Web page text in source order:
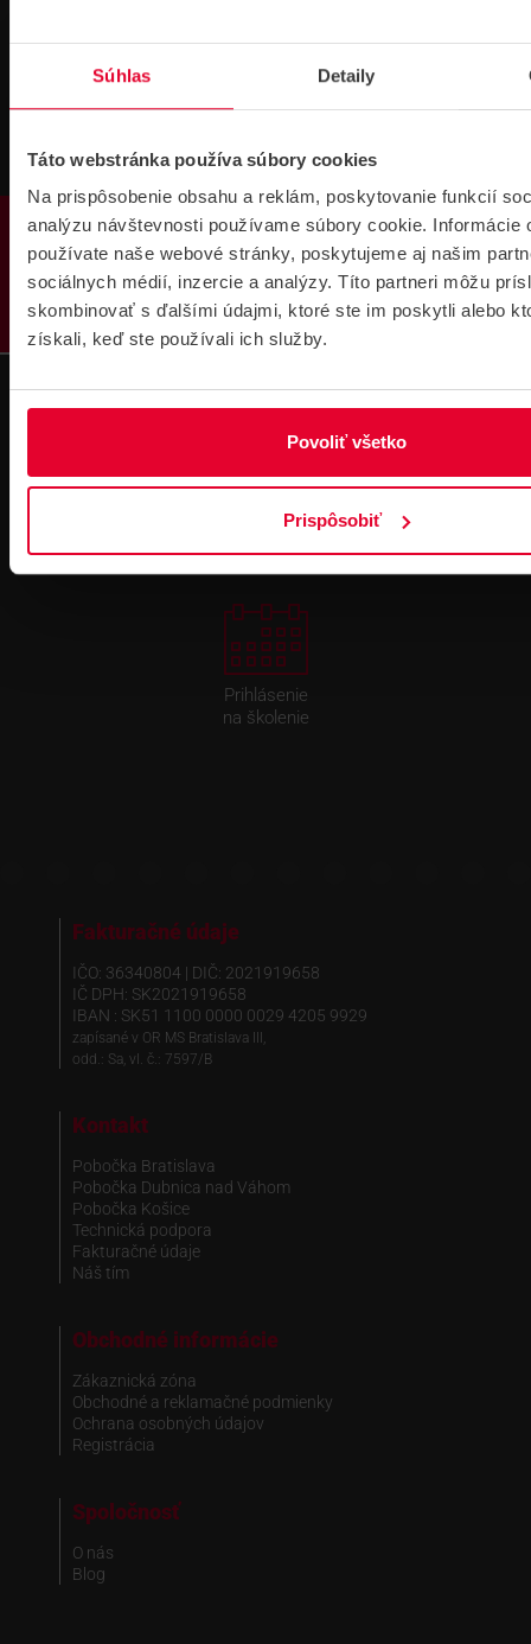
Súhlas Detaily
Táto webstránka používa súbory cookies
Na prispôsobenie obsahu a reklám, poskytovanie funkcií
analýzu návštevnosti používame súbory cookie. Informácie
používate naše webové stránky, poskytujeme aj našim
sociálnych médií, inzercie a analýzy. Títo partneri môžu
skombinovať s ďalšími údajmi, ktoré ste im poskytli alebo
získali, keď ste používali ich služby.
Povoliť všetko
Prispôsobiť
PRODUKTY
Súbory
na stiahnutie
Pre zákazníkov s rámovcovou zmluvou pri
DOPRAVA ZADARMO
Prihlásenie
na školenie
Fakturačné údaje
IČO: 36340804 | DIČ: 2021919658
IČ DPH: SK2021919658
IBAN : SK51 1100 0000 0029 4205 9929
zapísané v OR MS Bratislava III,
odd.: Sa, vl. č.: 7597/B
Kontakt
Pobočka Bratislava
Pobočka Dubnica nad Váhom
Pobočka Košice
Technická podpora
Fakturačné údaje
Náš tím
Obchodné informácie
Zákaznická zóna
Obchodné a reklamačné podmienky
Ochrana osobných údajov
Registrácia
Spoločnosť
O nás
Blog